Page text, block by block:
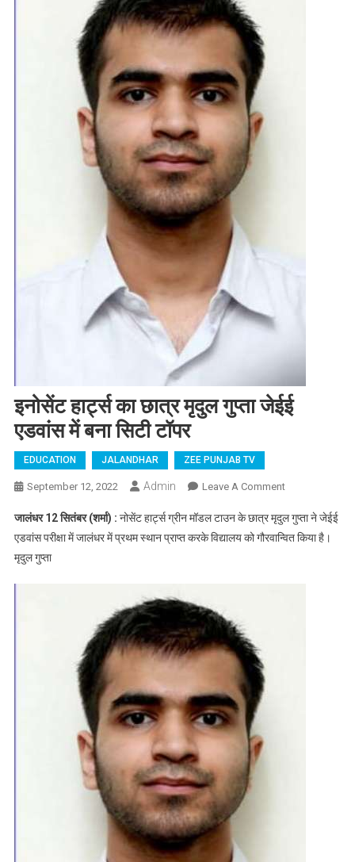
इनोसेंट हार्ट्स का छात्र मृदुल गुप्ता जेईई
एडवांस में बना सिटी टॉपर
EDUCATION JALANDHAR ZEE PUNJAB TV
September 12, 2022 Admin Leave A CommentOn इनोसेंट
मृदुल गुप्ता जेईई
एडवांस में बना
जालंधर 12 सितंबर (शर्मा) : नोसेंट हार्ट्स ग्रीन मॉडल टाउन के छात्र मृदुल गुप्ता ने जेईई
एडवांस परीक्षा में जालंधर में प्रथम स्थान प्राप्त करके विद्यालय को गौरवान्वित किया है।
मृदुल गुप्ता